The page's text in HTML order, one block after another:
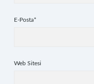
E-Posta*
Web Sitesi